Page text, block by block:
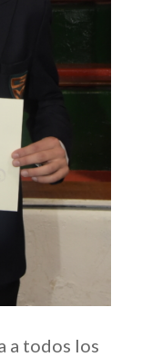
a todos los